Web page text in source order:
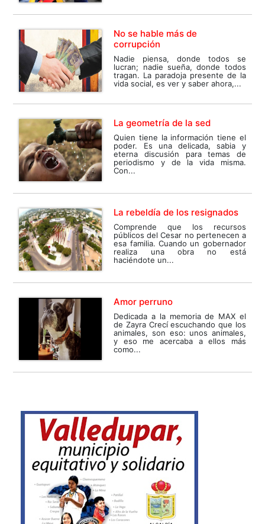
No se hable más de
corrupción
Nadie piensa, donde todos se
lucran; nadie sueña, donde todos
tragan. La paradoja presente de la
vida social, es ver y saber ahora,...
La geometría de la sed
Quien tiene la información tiene el
poder. Es una delicada, sabia y
eterna discusión para temas de
periodismo y de la vida misma.
Con...
La rebeldía de los resignados
Comprende que los recursos
públicos del Cesar no pertenecen a
esa familia. Cuando un gobernador
realiza una obra no está
haciéndote un...
Amor perruno
Dedicada a la memoria de MAX el
de Zayra Crecí escuchando que los
animales, son eso: unos animales,
y eso me acercaba a ellos más
como...